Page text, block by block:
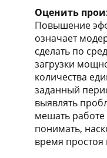
Оценить
Повышение
означает
сделать по
загрузки
количества
заданный
выявлять
мешать
понимать,
время